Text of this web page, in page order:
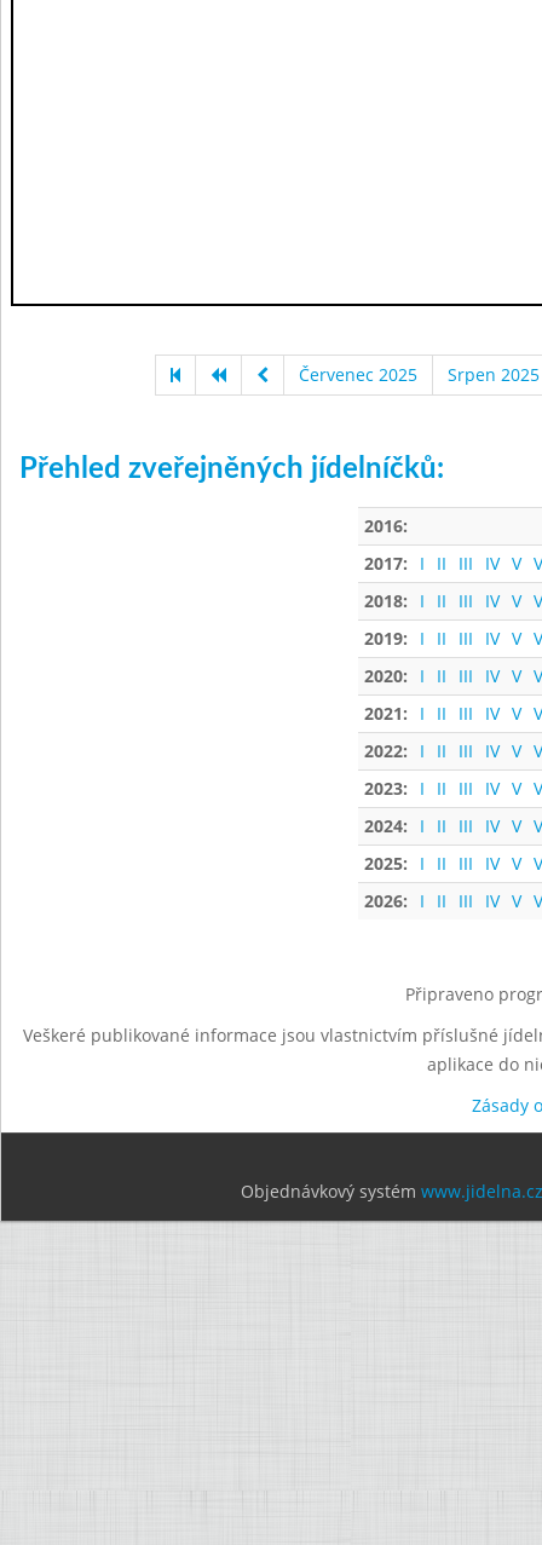
Červenec 2025 Srpen 2025
Přehled zveřejněných jídelníčků:
2016:
2017:
I II III IV V
2018:
I II III IV V
2019:
I II III IV V
2020:
I II III IV V
2021:
I II III IV V
2022:
I II III IV V
2023:
I II III IV V
2024:
I II III IV V
2025:
I II III IV V
2026:
I II III IV V
Připraveno
Veškeré publikované informace jsou vlastnictvím příslušné
aplikace do
Zásady
Objednávkový systém www.jidelna.cz